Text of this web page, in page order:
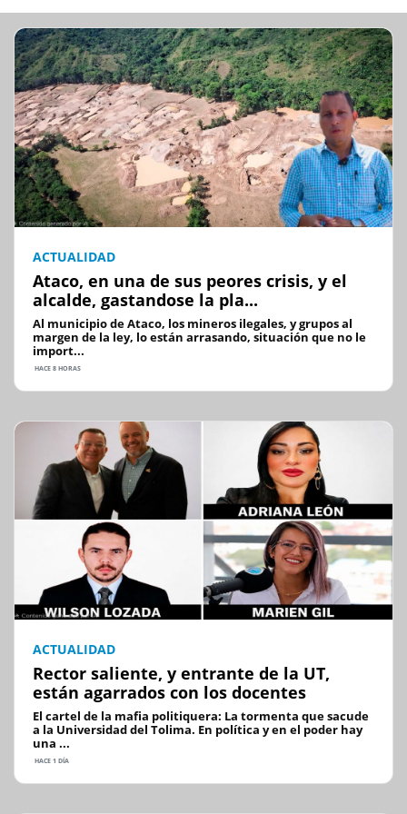
ACTUALIDAD
Ataco, en una de sus peores crisis, y el
alcalde, gastandose la pla...
Al municipio de Ataco, los mineros ilegales, y grupos al
margen de la ley, lo están arrasando, situación que no le
import...
HACE 8 HORAS
ACTUALIDAD
Rector saliente, y entrante de la UT,
están agarrados con los docentes
El cartel de la mafia politiquera: La tormenta que sacude
a la Universidad del Tolima. En política y en el poder hay
una ...
HACE 1 DÍA